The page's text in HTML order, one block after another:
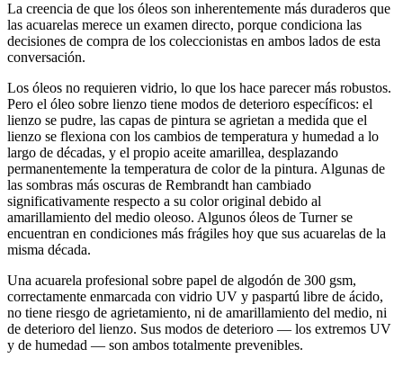
La creencia de que los óleos son inherentemente más duraderos que
las acuarelas merece un examen directo, porque condiciona las
decisiones de compra de los coleccionistas en ambos lados de esta
conversación.
Los óleos no requieren vidrio, lo que los hace parecer más robustos.
Pero el óleo sobre lienzo tiene modos de deterioro específicos: el
lienzo se pudre, las capas de pintura se agrietan a medida que el
lienzo se flexiona con los cambios de temperatura y humedad a lo
largo de décadas, y el propio aceite amarillea, desplazando
permanentemente la temperatura de color de la pintura. Algunas de
las sombras más oscuras de Rembrandt han cambiado
significativamente respecto a su color original debido al
amarillamiento del medio oleoso. Algunos óleos de Turner se
encuentran en condiciones más frágiles hoy que sus acuarelas de la
misma década.
Una acuarela profesional sobre papel de algodón de 300 gsm,
correctamente enmarcada con vidrio UV y paspartú libre de ácido,
no tiene riesgo de agrietamiento, ni de amarillamiento del medio, ni
de deterioro del lienzo. Sus modos de deterioro — los extremos UV
y de humedad — son ambos totalmente prevenibles.